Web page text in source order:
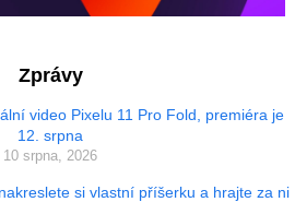
Zprávy
video Pixelu 11 Pro Fold, premiéra je
12. srpna
10 srpna, 2026
si vlastní příšerku a hrajte za ni